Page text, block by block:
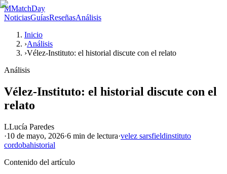
MMatchDay
NoticiasGuíasReseñasAnálisis
Inicio
›Análisis
›Vélez-Instituto: el historial discute con el relato
Análisis
Vélez-Instituto: el historial discute con el
relato
LLucía Paredes
·10 de mayo, 2026·6 min de lectura·velez sarsfieldinstituto
cordobahistorial
Contenido del artículo